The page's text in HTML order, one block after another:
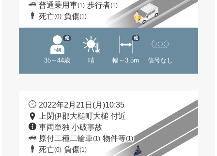
普通乗用車(1) 歩行者(1)
死亡(0) 負傷(1)
35～44歳
他
晴 幅～3.5m
他
信号なし
2022年2月21日(月)10:35
上閉伊郡大槌町大槌 付近
車両単独 小破事故
原付二種二輪車(1) 物件等(1)
死亡(0) 負傷(1)